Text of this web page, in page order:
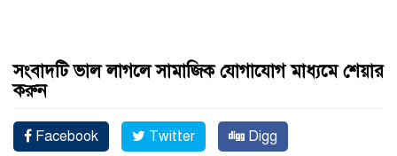
সংবাদটি ভাল লাগলে সামাজিক যোগাযোগ মাধ্যমে শেয়ার
করুন
Facebook Twitter Digg